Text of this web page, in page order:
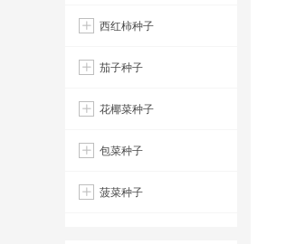
西红柿种子
茄子种子
花椰菜种子
包菜种子
菠菜种子